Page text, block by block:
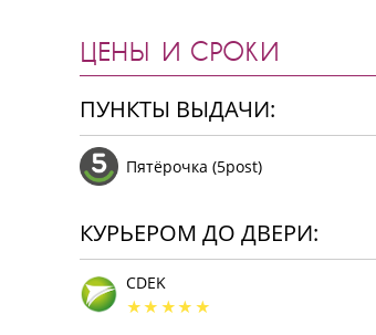
ЦЕНЫ И СРОКИ
ПУНКТЫ ВЫДАЧИ:
Пятёрочка (5post)
КУРЬЕРОМ ДО ДВЕРИ:
CDEK